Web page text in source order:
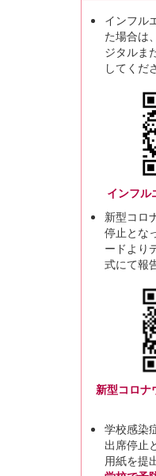
インフル
た場合は
ジタルま
してくだ
インフル
新型コロ
停止とな
ードより
式にて報
新型コロナ
学校感染
出席停止
用紙を提